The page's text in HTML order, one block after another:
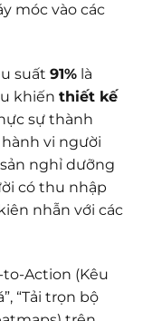
móc vào các
suất91% là
khiếnthiết kế
sự thành
vi người
nghỉ dưỡng
có thu nhập
nhẫn với các
to-Action (Kêu
“Tải trọn bộ